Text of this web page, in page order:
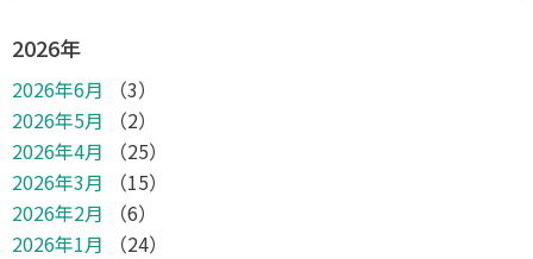
2026年
2026年6月
（3）
2026年5月
（2）
2026年4月
（25）
2026年3月
（15）
2026年2月
（6）
2026年1月
（24）